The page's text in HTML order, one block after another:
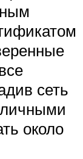
сеть
около